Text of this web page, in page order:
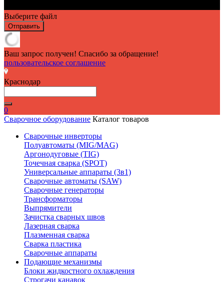
Выберите файл
Отправить
Ваш запрос получен! Спасибо за обращение!
пользовательское соглашение
Краснодар
0
Сварочное оборудование Каталог товаров
Сварочные инверторы
Полуавтоматы (MIG/MAG)
Аргонодуговые (TIG)
Точечная сварка (SPOT)
Универсальные аппараты (3в1)
Сварочные автоматы (SAW)
Сварочные генераторы
Трансформаторы
Выпрямители
Зачистка сварных швов
Лазерная сварка
Плазменная сварка
Сварка пластика
Сварочные аппараты
Подающие механизмы
Блоки жидкостного охлаждения
Строгачи канавок